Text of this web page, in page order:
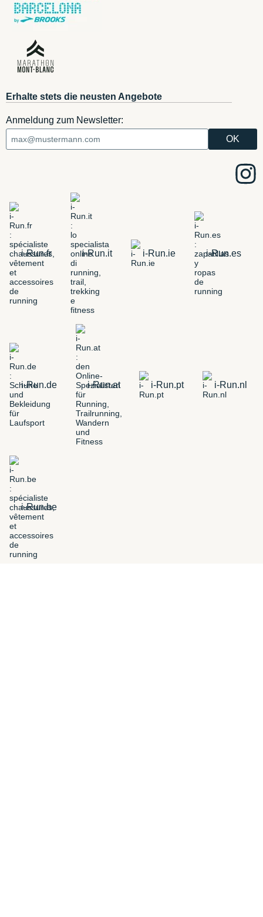
Erhalte stets die neusten Angebote
Anmeldung zum Newsletter:
i-Run.fr i-Run.it i-Run.ie i-Run.es
i-Run.de i-Run.at i-Run.pt i-Run.nl
i-Run.be